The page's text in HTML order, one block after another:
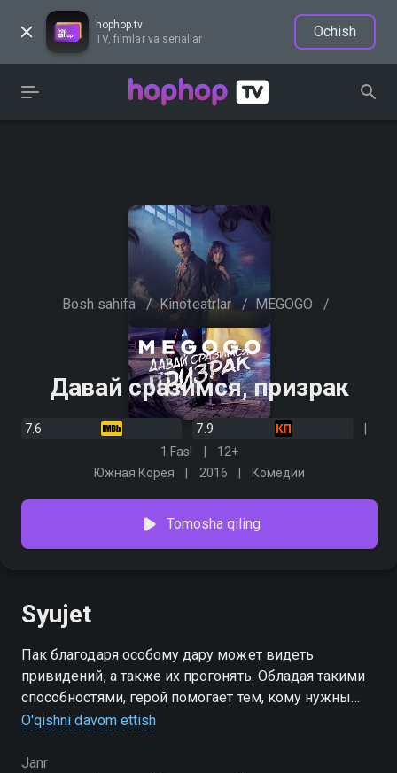
hophop.tv
TV, filmlar va seriallar
Ochish
Bosh sahifa / Kinoteatrlar / MEGOGO /
Давай сразимся, призрак
7.6
7.9
1 Fasl
12+
Южная Корея
2016 Комедии
Tomosha qiling
Syujet
Пак благодаря особому дару может видеть
привидений, а также их прогонять. Обладая такими
способностями, герой помогает тем, кому нужны
услуги экзорциста. Как-то раз мужчина сталкивается
он случайно ее целует, что вызывает целый фонтан
O'qishni davom ettish
Janr